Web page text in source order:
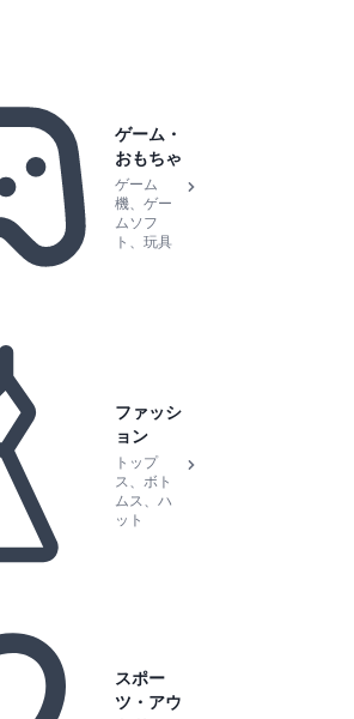
ゲーム・
おもちゃ
ゲーム
機、ゲー
ムソフ
ト、玩具
ファッシ
ョン
トップ
ス、ボト
ムス、ハ
ット
スポー
ツ・アウ